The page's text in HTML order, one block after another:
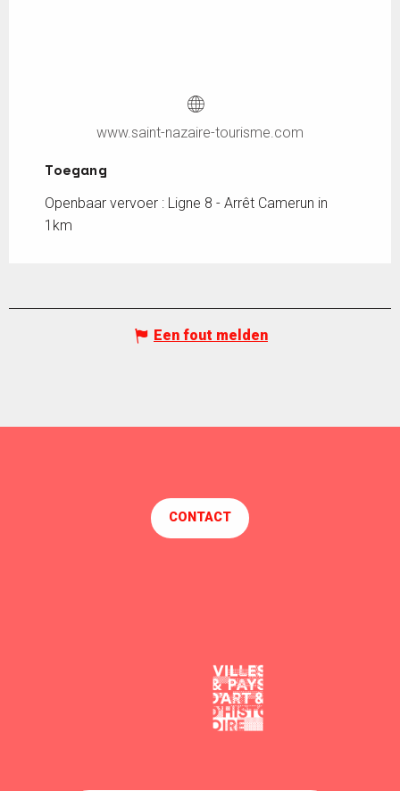
www.saint-nazaire-tourisme.com
Toegang
Toegang
Openbaar vervoer : Ligne 8 - Arrêt Camerun in
1km
Een fout melden
CONTACT